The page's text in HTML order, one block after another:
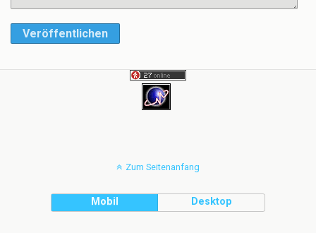
Veröffentlichen
Zum Seitenanfang
Mobil Desktop